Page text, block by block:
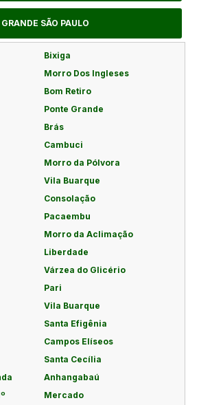
GRANDE SÃO PAULO
Bixiga
Morro Dos Ingleses
Bom Retiro
Ponte Grande
Brás
Cambuci
Morro da Pólvora
Vila Buarque
Consolação
Pacaembu
Morro da Aclimação
Liberdade
Várzea do Glicério
Pari
Vila Buarque
Santa Efigênia
Campos Elíseos
Santa Cecília
Anhangabaú
Mercado